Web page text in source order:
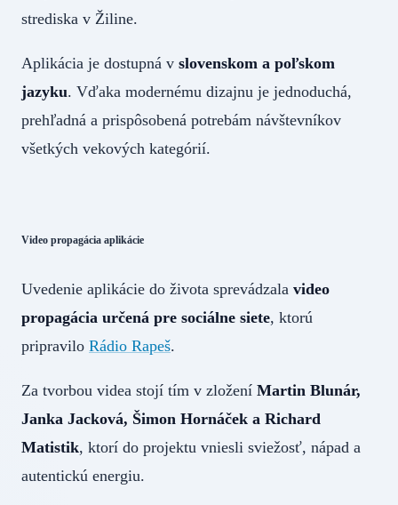
strediska v Žiline.
Aplikácia je dostupná v slovenskom a poľskom
jazyku. Vďaka modernému dizajnu je jednoduchá,
prehľadná a prispôsobená potrebám návštevníkov
všetkých vekových kategórií.
Video propagácia aplikácie
Uvedenie aplikácie do života sprevádzala video
propagácia určená pre sociálne siete, ktorú
pripravilo Rádio Rapeš.
Za tvorbou videa stojí tím v zložení Martin Blunár,
Janka Jacková, Šimon Hornáček a Richard
Matistik, ktorí do projektu vniesli sviežosť, nápad a
autentickú energiu.